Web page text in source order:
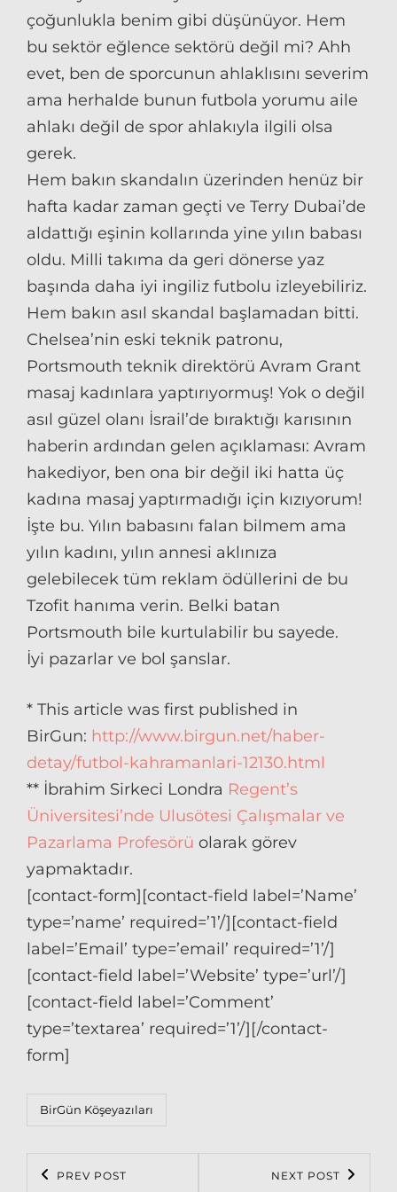
çoğunlukla benim gibi düşünüyor. Hem
bu sektör eğlence sektörü değil mi? Ahh
evet, ben de sporcunun ahlaklısını severim
ama herhalde bunun futbola yorumu aile
ahlakı değil de spor ahlakıyla ilgili olsa
gerek.
Hem bakın skandalın üzerinden henüz bir
hafta kadar zaman geçti ve Terry Dubai’de
aldattığı eşinin kollarında yine yılın babası
oldu. Milli takıma da geri dönerse yaz
başında daha iyi ingiliz futbolu izleyebiliriz.
Hem bakın asıl skandal başlamadan bitti.
Chelsea’nin eski teknik patronu,
Portsmouth teknik direktörü Avram Grant
masaj kadınlara yaptırıyormuş! Yok o değil
asıl güzel olanı İsrail’de bıraktığı karısının
haberin ardından gelen açıklaması: Avram
hakediyor, ben ona bir değil iki hatta üç
kadına masaj yaptırmadığı için kızıyorum!
İşte bu. Yılın babasını falan bilmem ama
yılın kadını, yılın annesi aklınıza
gelebilecek tüm reklam ödüllerini de bu
Tzofit hanıma verin. Belki batan
Portsmouth bile kurtulabilir bu sayede.
İyi pazarlar ve bol şanslar.
* This article was first published in
BirGun: http://www.birgun.net/haber-
detay/futbol-kahramanlari-12130.html
** İbrahim Sirkeci Londra Regent’s
Üniversitesi’nde Ulusötesi Çalışmalar ve
Pazarlama Profesörü olarak görev
yapmaktadır.
[contact-form][contact-field label=’Name’
type=’name’ required=’1’/][contact-field
label=’Email’ type=’email’ required=’1’/]
[contact-field label=’Website’ type=’url’/]
[contact-field label=’Comment’
type=’textarea’ required=’1’/][/contact-
form]
Categories
BirGün Köşeyazıları
Post
Previous
PREV POST NEXT POST